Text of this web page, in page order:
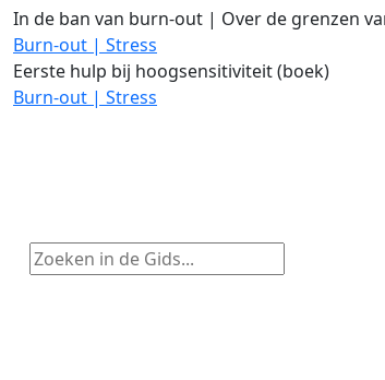
In de ban van burn-out | Over de grenzen
Burn-out | Stress
Eerste hulp bij hoogsensitiviteit (boek)
Burn-out | Stress
Zoeken in de Gids...